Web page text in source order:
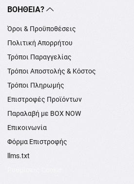
ΒΟΉΘΕΙΑ?
Όροι & Προϋποθέσεις
Πολιτική Απορρήτου
Τρόποι Παραγγελίας
Τρόποι Αποστολής & Κόστος
Τρόποι Πληρωμής
Επιστροφές Προϊόντων
Παραλαβή με BOX NOW
Επικοινωνία
Φόρμα Επιστροφής
llms.txt